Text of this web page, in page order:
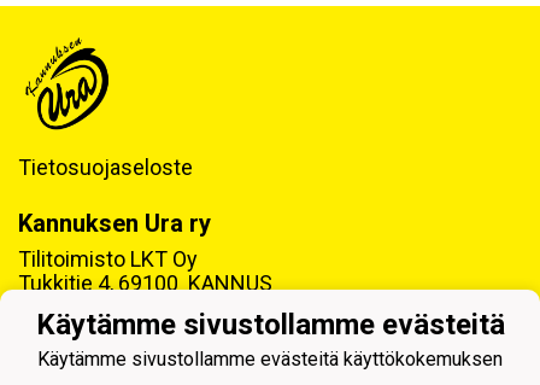
Tietosuojaseloste
Kannuksen Ura ry
Tilitoimisto LKT Oy
Tukkitie 4, 69100 KANNUS
Y-tunnus: 0218992-7
Käytämme sivustollamme evästeitä
Käytämme sivustollamme evästeitä käyttökokemuksen